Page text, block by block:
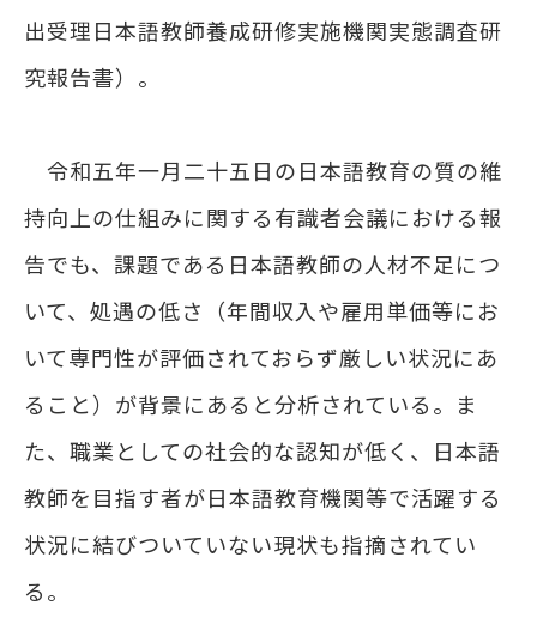
出受理日本語教師養成研修実施機関実態調査研
究報告書）。
令和五年一月二十五日の日本語教育の質の維
持向上の仕組みに関する有識者会議における報
告でも、課題である日本語教師の人材不足につ
いて、処遇の低さ（年間収入や雇用単価等にお
いて専門性が評価されておらず厳しい状況にあ
ること）が背景にあると分析されている。ま
た、職業としての社会的な認知が低く、日本語
教師を目指す者が日本語教育機関等で活躍する
状況に結びついていない現状も指摘されてい
る。